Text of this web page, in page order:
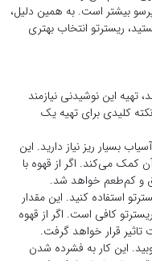
بسیار ریز نیاز دارید. این
کمک می‌کند. اگر از قهوه با
و کم‌طعم خواهد شد.
استفاده کنید. این مقدار
تا 20 میلی‌لیتری ریسترتو کافی است. اگر از قهوه
تاثیر قرار خواهد گرفت.
این کار به فشرده شدن
به اندازه کافی نکوبید،
رقیق و کم‌طعم خواهد شد.
زمان عصاره گیری باید بین 15 تا 20 ثانیه باشد. عصاره گیری
زمان عصاره گیری کوتاه
داشت.
شیشه ای استفاده کنید تا
پس از تهیه سرو شود تا از